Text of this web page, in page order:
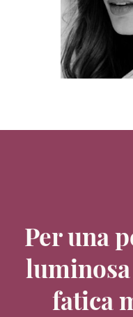
Per una
fatica